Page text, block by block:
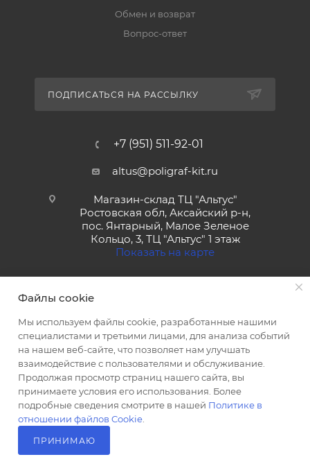
Обмен и возврат
Вопрос-ответ
ПОДПИСАТЬСЯ НА РАССЫЛКУ
+7 (951) 511-92-01
altus@poligraf-kit.ru
Магазин-склад ТЦ "Альтус"
Ростовская обл, Аксайский р-н,
пос. Янтарный, Малое Зеленое
Кольцо, 3, ТЦ "Альтус" 1 этаж
Показать на карте
2026 © Полиграф кит - интернет-магазин
Файлы cookie
Мы используем файлы cookie, разработанные нашими
специалистами и третьими лицами, для анализа событий
на нашем веб-сайте, что позволяет нам улучшать
взаимодействие с пользователями и обслуживание.
Продолжая просмотр страниц нашего сайта, вы
принимаете условия его использования. Более
подробные сведения смотрите в нашей Политике в
отношении файлов Cookie
ПРИНИМАЮ